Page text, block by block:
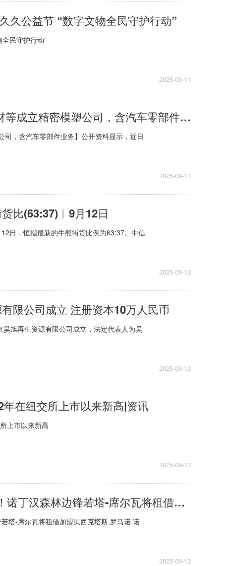
久公益节 “数字文物全民守护行动”
民守护行动”
2025-09-11
今日快讯:奇德新材等成立精密模塑公司，含汽车零部件业务
司，含汽车零部件业务】公开资料显示，近日
2025-09-11
比(63:37)︱9月12日
日，恒指最新的牛熊街货比例为63:37。中信
2025-09-12
限公司成立 注册资本10万人民币
旭再生资源有限公司成立，法定代表人为吴
2025-09-12
在纽交所上市以来新高|资讯
上市以来新高
2025-09-12
报道:here we go！诺丁汉森林边锋若塔-席尔瓦将租借加盟贝西克塔斯
塔-席尔瓦将租借加盟贝西克塔斯,罗马诺,诺
2025-09-12